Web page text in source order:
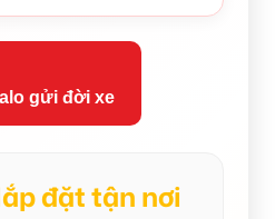
gửi đời xe
đặt tận nơi